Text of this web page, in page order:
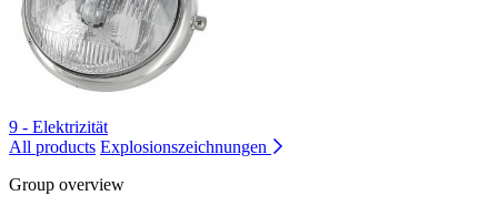
9 - Elektrizität
All products Explosionszeichnungen
Group overview